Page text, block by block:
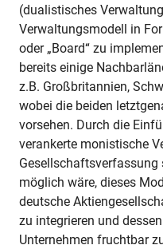
(dualistisches
Verwaltungsmodell in
oder „Board“ zu
bereits einige
z.B. Großbritannien,
wobei die beiden
vorsehen. Durch die
verankerte monistische
Gesellschaftsverfassung
möglich wäre, dieses
deutsche
zu integrieren und
Unternehmen fruchtbar